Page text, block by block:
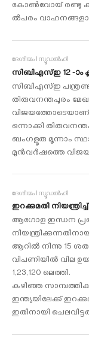
കോൺവോയ് രണ്ടു
ൽപരം
ദേശീയം I ന്യൂഡൽഹി
സിബിഎസ്ഇ 12 -ാം
സിബിഎസ്ഇ
തിരുവനന്തപുരം
വിജയത്തോടെയാണ്
ഒന്നാക്കി
ബംഗളൂരു മൂന്നാം
മുൻവർഷത്തെ
ദേശീയം I ന്യൂഡൽഹി
ഇറക്കുമതി
ആഗോള ഇന്ധന
ആറിൽ നിന്നു 15
വിപണിയിൽ വില
1,23,120 ലെത്തി.
കഴിഞ്ഞ
ഇന്ത്യയിലേക്ക്
ഇതിനായി